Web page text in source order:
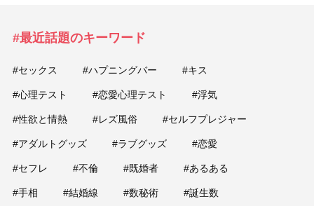
#最近話題のキーワード
#セックス #ハプニングバー #キス
#心理テスト #恋愛心理テスト #浮気
#性欲と情熱 #レズ風俗 #セルフプレジャー
#アダルトグッズ #ラブグッズ #恋愛
#セフレ #不倫 #既婚者 #あるある
#手相 #結婚線 #数秘術 #誕生数